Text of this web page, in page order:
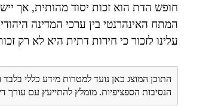
חופש הדת הוא זכות יסוד מהותית, אך
המתח האינהרנטי בין ערכי המדינה
עלינו לזכור כי חירות דתית היא לא רק
התוכן המוצג כאן נועד למטרות מידע כללי
הנסיבות הספציפיות. מומלץ להתייעץ עם